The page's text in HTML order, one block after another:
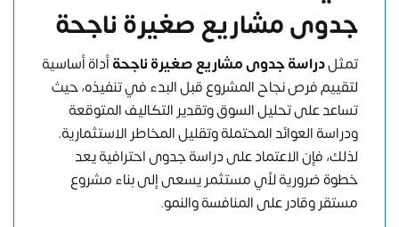
جدوى مشاريع صغيرة ناجحة
تمثلدراسة جدوى مشاريع صغيرة ناجحةأداة أساسية
لتقييم فرص نجاح المشروع قبل البدء في تنفيذه، حيث
تساعد على تحليل السوق وتقدير التكاليف المتوقعة
ودراسة العوائد المحتملة وتقليل المخاطر الاستثمارية.
لذلك، فإن الاعتماد على دراسة جدوى احترافية يعد
خطوة ضرورية لأي مستثمر يسعى إلى بناء مشروع
مستقر وقادر على المنافسة والنمو.